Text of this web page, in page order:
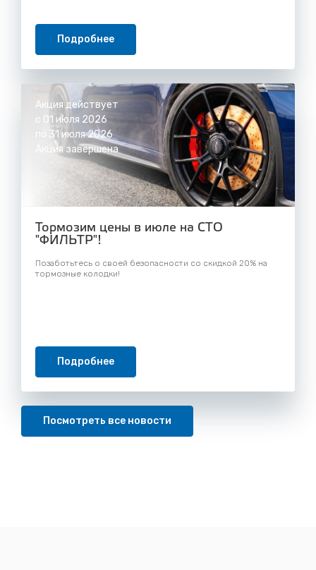
Подробнее
Акция действует
с 01 июля 2026
по 31 июля 2026
Акция завершена
Тормозим цены в июле на СТО
"ФИЛЬТР"!
Позаботьтесь о своей безопасности со скидкой 20% на
тормозные колодки!
Подробнее
Посмотреть все новости